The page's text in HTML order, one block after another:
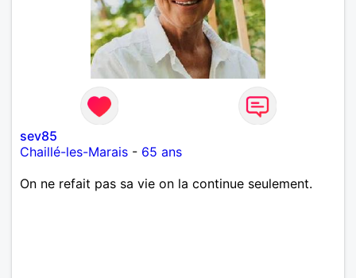
sev85
Chaillé-les-Marais - 65 ans
On ne refait pas sa vie on la continue seulement.